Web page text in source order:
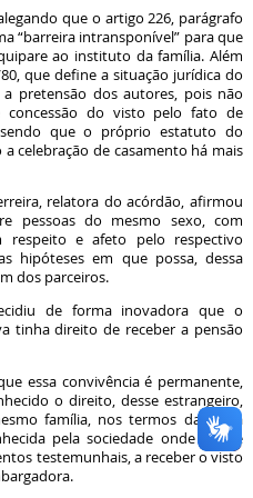
que o artigo 226, parágrafo
“barreira intransponível” para que
ao instituto da família. Além
que define a situação jurídica do
pretensão dos autores, pois não
concessão do visto pelo fato de
sendo que o próprio estatuto do
celebração de casamento há mais
relatora do acórdão, afirmou
pessoas do mesmo sexo, com
respeito e afeto pelo respectivo
hipóteses em que possa, dessa
dos parceiros.
de forma inovadora que o
tinha direito de receber a pensão
essa convivência é permanente,
o direito, desse estrangeiro,
família, nos termos da Carta
pela sociedade onde vive e
testemunhais, a receber o visto